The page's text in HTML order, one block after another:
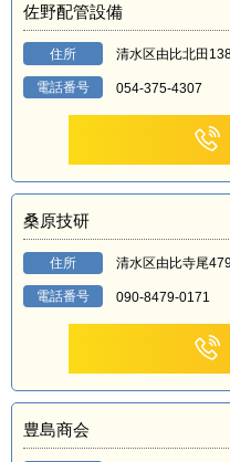
佐野配管設備
住所 清水区由比北田
電話番号 054-375-4307
桑原技研
住所 清水区由比寺尾
電話番号 090-8479-0171
豊島商会